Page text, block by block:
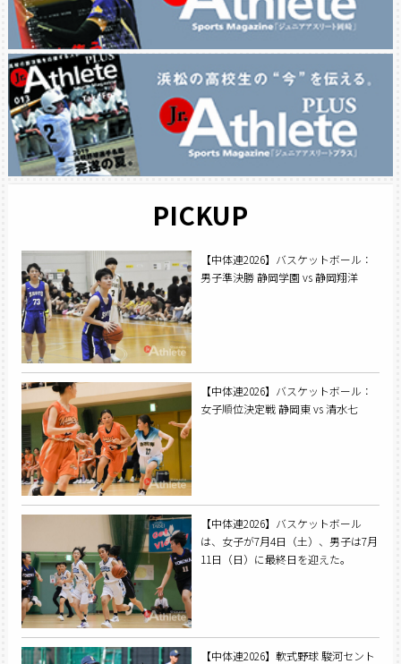
PICKUP
【中体連2026】バスケットボール：
男子準決勝 静岡学園 vs 静岡翔洋
【中体連2026】バスケットボール：
女子順位決定戦 静岡東 vs 清水七
【中体連2026】バスケットボール
は、女子が7月4日（土）、男子は7月
11日（日）に最終日を迎えた。
【中体連2026】軟式野球 駿河セント